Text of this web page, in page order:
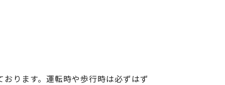
ります。運転時や歩行時は必ずはず